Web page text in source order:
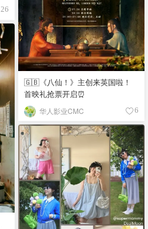
26
🇬🇧《八仙！》主创来英国啦！
首映礼抢票开启⏰
华人影业CMC 6